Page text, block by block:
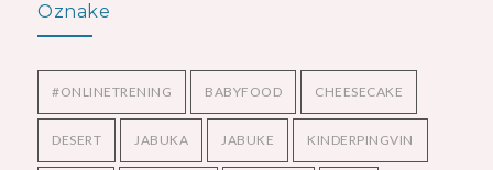
Oznake
#ONLINETRENING BABYFOOD CHEESECAKE
DESERT JABUKA JABUKE KINDERPINGVIN